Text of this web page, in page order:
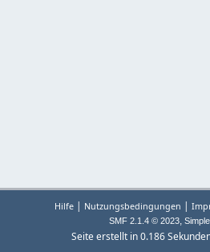
Hilfe | Nutzungsbedingungen |
SMF 2.1.4 © 2023,
Seite erstellt in 0.186